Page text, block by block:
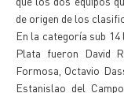
de origen de los
En la categoría sub
Plata fueron David
Formosa, Octavio
Estanislao del